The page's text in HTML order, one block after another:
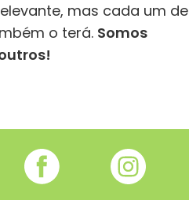
mas cada um de
o terá. Somos